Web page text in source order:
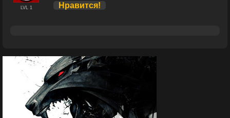
LVL 1 Нравится!